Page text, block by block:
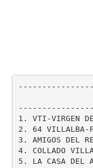
1. VTI-
2. 64
3. AMIGOS
4. COLLADO
5. LA CASA